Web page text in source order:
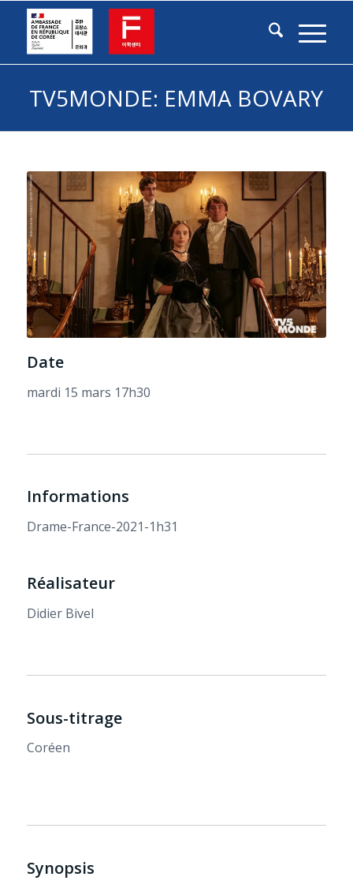
TV5MONDE: EMMA BOVARY
Date
mardi 15 mars 17h30
Informations
Drame-France-2021-1h31
Réalisateur
Didier Bivel
Sous-titrage
Coréen
Synopsis